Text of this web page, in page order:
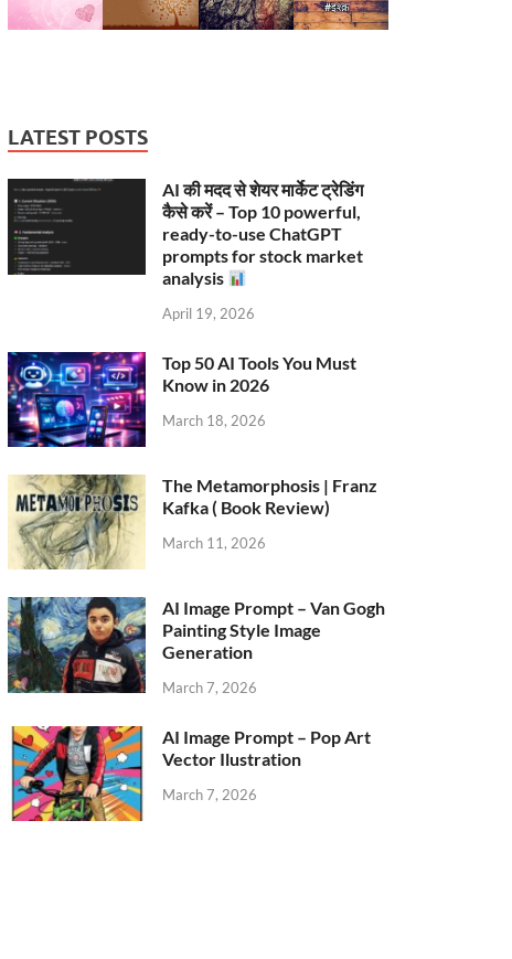
LATEST POSTS
AI की मदद से शेयर मार्केट ट्रेडिंग
कैसे करें – Top 10 powerful,
ready-to-use ChatGPT
prompts for stock market
analysis
April 19, 2026
Top 50 AI Tools You Must
Know in 2026
March 18, 2026
The Metamorphosis | Franz
Kafka ( Book Review)
March 11, 2026
AI Image Prompt – Van Gogh
Painting Style Image
Generation
March 7, 2026
AI Image Prompt – Pop Art
Vector Ilustration
March 7, 2026